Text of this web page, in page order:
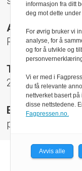
Adresse:
Rådhusgt 17,
Telefon:
22 40 50 40
E-post:
pfu@presse.no
informasjon fra ditt
deg mot dette
For øvrig bruker vi
analyse, for å
og for å utvikle og
Vi er med i
du få relevante
nettverket basert
disse nettstedene.
Fagpressen.no.
Avvis alle